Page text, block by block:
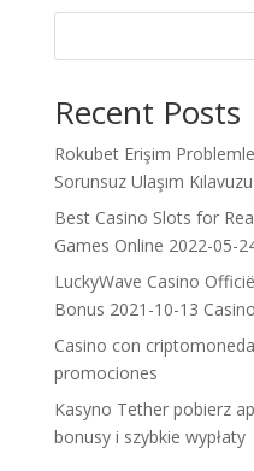
Recent Posts
Rokubet Erişim
Sorunsuz Ulaşım Kılavuzu
Best Casino Slots for
Games Online 2022-05-
LuckyWave Casino
Bonus 2021-10-13
Casino con
promociones
Kasyno Tether pobierz
bonusy i szybkie wypłaty